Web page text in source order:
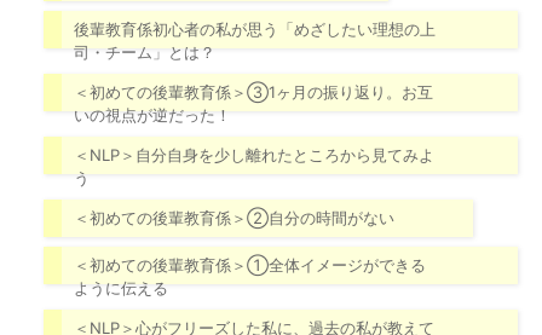
後輩教育係初心者の私が思う「めざしたい理想の上
司・チーム」とは？
＜初めての後輩教育係＞③1ヶ月の振り返り。お互
いの視点が逆だった！
＜NLP＞自分自身を少し離れたところから見てみよ
う
＜初めての後輩教育係＞②自分の時間がない
＜初めての後輩教育係＞①全体イメージができる
ように伝える
＜NLP＞心がフリーズした私に、過去の私が教えて